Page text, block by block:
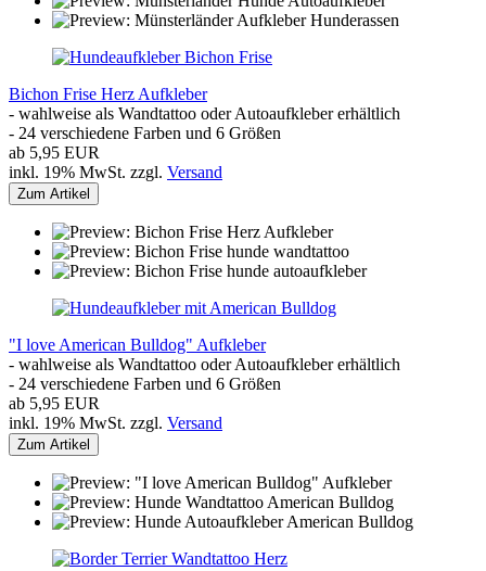
Bichon Frise Herz Aufkleber
- wahlweise als Wandtattoo oder Autoaufkleber erhältlich
- 24 verschiedene Farben und 6 Größen
ab 5,95 EUR
inkl. 19% MwSt. zzgl. Versand
Zum Artikel
"I love American Bulldog" Aufkleber
- wahlweise als Wandtattoo oder Autoaufkleber erhältlich
- 24 verschiedene Farben und 6 Größen
ab 5,95 EUR
inkl. 19% MwSt. zzgl. Versand
Zum Artikel